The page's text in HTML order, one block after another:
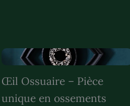
Œil Ossuaire – Pièce
unique en ossements